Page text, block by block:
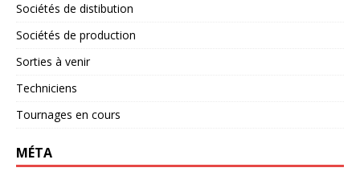
Sociétés de distibution
Sociétés de production
Sorties à venir
Techniciens
Tournages en cours
MÉTA